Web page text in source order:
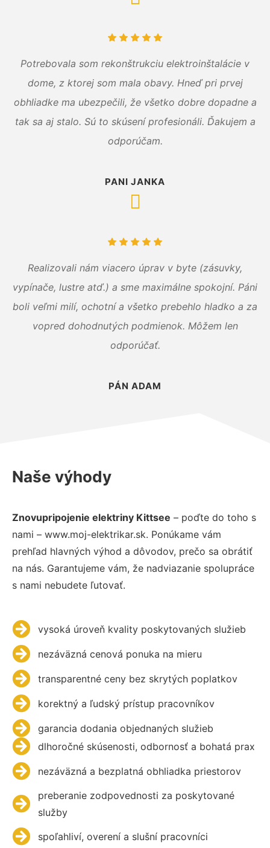
Potrebovala som rekonštrukciu elektroinštalácie v
dome, z ktorej som mala obavy. Hneď pri prvej
obhliadke ma ubezpečili, že všetko dobre dopadne a
tak sa aj stalo. Sú to skúsení profesionáli. Ďakujem a
odporúčam.
PANI JANKA
Realizovali nám viacero úprav v byte (zásuvky,
vypínače, lustre atď.) a sme maximálne spokojní. Páni
boli veľmi milí, ochotní a všetko prebehlo hladko a za
vopred dohodnutých podmienok. Môžem len
odporúčať.
PÁN ADAM
Naše výhody
Znovupripojenie elektriny Kittsee – poďte do toho s
nami – www.moj-elektrikar.sk. Ponúkame vám
prehľad hlavných výhod a dôvodov, prečo sa obrátiť
na nás. Garantujeme vám, že nadviazanie spolupráce
s nami nebudete ľutovať.
vysoká úroveň kvality poskytovaných služieb
nezáväzná cenová ponuka na mieru
transparentné ceny bez skrytých poplatkov
korektný a ľudský prístup pracovníkov
garancia dodania objednaných služieb
dlhoročné skúsenosti, odbornosť a bohatá prax
nezáväzná a bezplatná obhliadka priestorov
preberanie zodpovednosti za poskytované
služby
spoľahliví, overení a slušní pracovníci